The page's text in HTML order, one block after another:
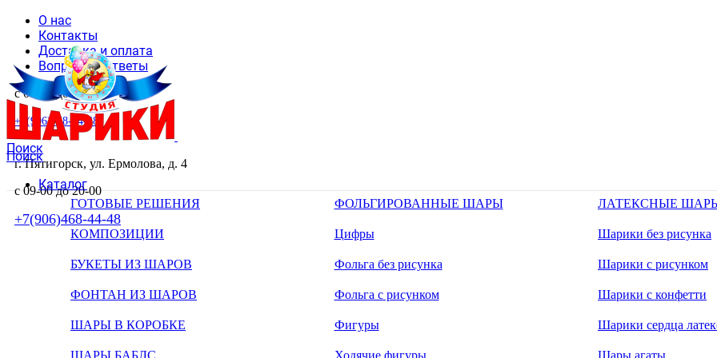
О нас
Контакты
Доставка и оплата
Вопросы и ответы
с 09-00 до 20-00
+7(906)468-44-48
Поиск
г. Пятигорск, ул. Ермолова, д. 4
с 09-00 до 20-00
+7(906)468-44-48
Поиск
Каталог
ГОТОВЫЕ РЕШЕНИЯ
КОМПОЗИЦИИ
БУКЕТЫ ИЗ ШАРОВ
ФОНТАН ИЗ ШАРОВ
ШАРЫ В КОРОБКЕ
ШАРЫ БАБЛС
ФОЛЬГИРОВАННЫЕ ШАРЫ
Цифры
Фольга без рисунка
Фольга с рисунком
Фигуры
Ходячие фигуры
ЛАТЕКСНЫЕ
Шарики без рисунка
Шарики с рисунком
Шарики с конфетти
Шарики сердца
Шары агаты